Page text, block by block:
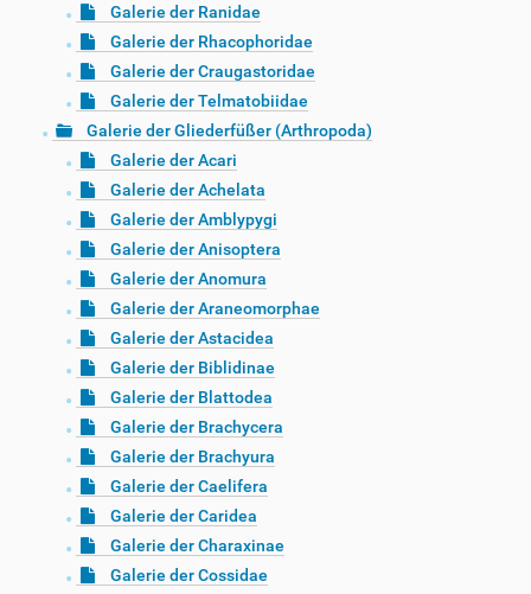
Galerie der Ranidae
Galerie der Rhacophoridae
Galerie der Craugastoridae
Galerie der Telmatobiidae
Galerie der Gliederfüßer (Arthropoda)
Galerie der Acari
Galerie der Achelata
Galerie der Amblypygi
Galerie der Anisoptera
Galerie der Anomura
Galerie der Araneomorphae
Galerie der Astacidea
Galerie der Biblidinae
Galerie der Blattodea
Galerie der Brachycera
Galerie der Brachyura
Galerie der Caelifera
Galerie der Caridea
Galerie der Charaxinae
Galerie der Cossidae